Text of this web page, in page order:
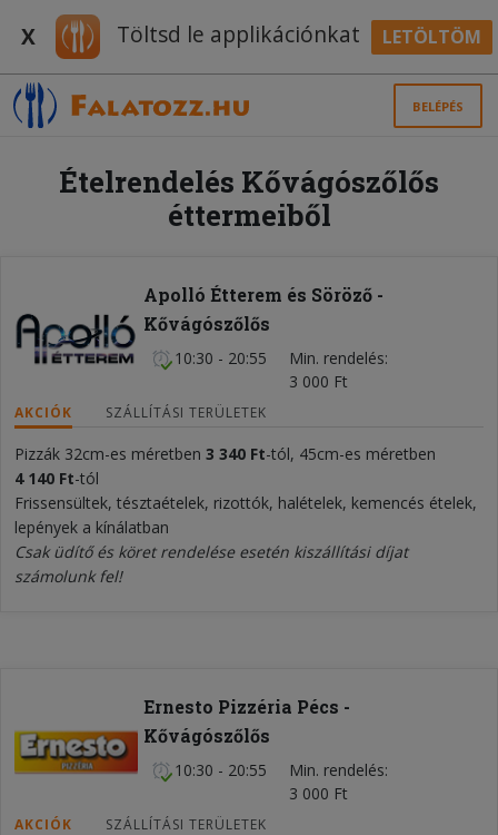
X Töltsd le applikációnkat LETÖLTÖM
BELÉPÉS
Ételrendelés Kővágószőlős
éttermeiből
Apolló Étterem és Söröző -
Kővágószőlős
10:30 - 20:55
Min. rendelés
3 000 Ft
AKCIÓK SZÁLLÍTÁSI TERÜLETEK
Pizzák 32cm-es méretben 3 340 Ft-tól, 45cm-es méretben
4 140 Ft-tól
Frissensültek, tésztaételek, rizottók, halételek, kemencés ételek,
lepények a kínálatban
Csak üdítő és köret rendelése esetén kiszállítási díjat
számolunk fel!
Ernesto Pizzéria Pécs -
Kővágószőlős
10:30 - 20:55
Min. rendelés
3 000 Ft
AKCIÓK SZÁLLÍTÁSI TERÜLETEK